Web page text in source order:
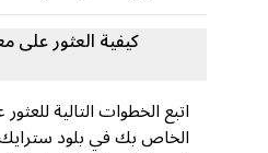
كيفية العثور على معرف
اتبع الخطوات التالية للعثور
الخاص بك في بلود سترايك: